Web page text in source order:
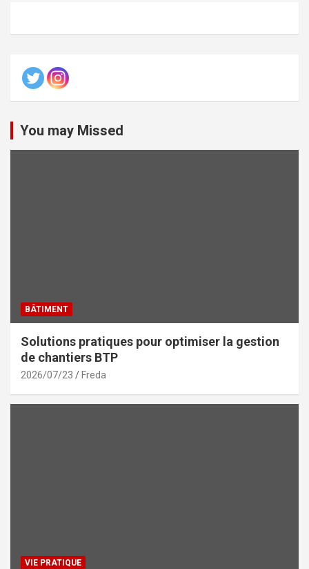
You may Missed
BÂTIMENT
Solutions pratiques pour optimiser la gestion
de chantiers BTP
2026/07/23 Freda
VIE PRATIQUE